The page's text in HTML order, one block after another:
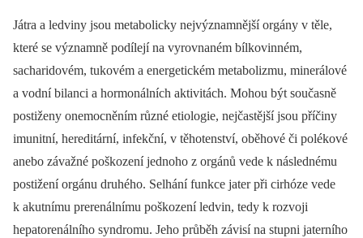
Játra a ledviny jsou metabolicky nejvýznamnější orgány v těle,
které se významně podílejí na vyrovnaném bílkovinném,
sacharidovém, tukovém a energetickém metabolizmu, minerálové
a vodní bilanci a hormonálních aktivitách. Mohou být současně
postiženy onemocněním různé etiologie, nejčastější jsou příčiny
imunitní, hereditární, infekční, v těhotenství, oběhové či polékové
anebo závažné poškození jednoho z orgánů vede k následnému
postižení orgánu druhého. Selhání funkce jater při cirhóze vede
k akutnímu prerenálnímu poškození ledvin, tedy k rozvoji
hepatorenálního syndromu. Jeho průběh závisí na stupni jaterního